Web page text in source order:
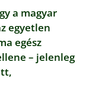
a magyar
egyetlen
egész
– jelenleg